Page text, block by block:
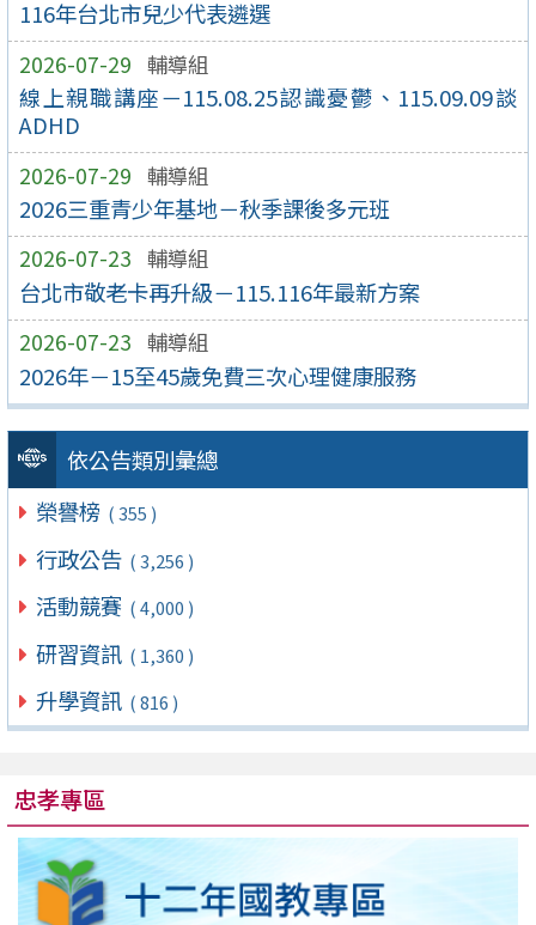
116年台北市兒少代表遴選
2026-07-29 輔導組
線上親職講座－115.08.25認識憂鬱、115.09.09談
ADHD
2026-07-29 輔導組
2026三重青少年基地－秋季課後多元班
2026-07-23 輔導組
台北市敬老卡再升級－115.116年最新方案
2026-07-23 輔導組
2026年－15至45歲免費三次心理健康服務
依公告類別彙總
榮譽榜 ( 355 )
行政公告 ( 3,256 )
活動競賽 ( 4,000 )
研習資訊 ( 1,360 )
升學資訊 ( 816 )
忠孝專區